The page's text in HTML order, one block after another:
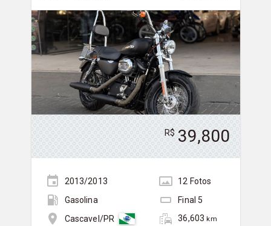
R$ 39,800
2013/2013 12 Fotos
Gasolina
Final 5
Cascavel/PR
36,603 km